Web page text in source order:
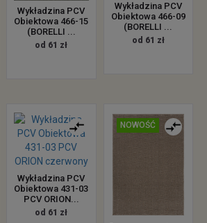
Wykładzina PCV
Obiektowa 466-15
(BORELLI ...
od 61 zł
Wykładzina PCV
Obiektowa 466-09
(BORELLI ...
od 61 zł
Wykładzina PCV
Obiektowa 431-03
PCV ORION...
od 61 zł
NOWOŚĆ